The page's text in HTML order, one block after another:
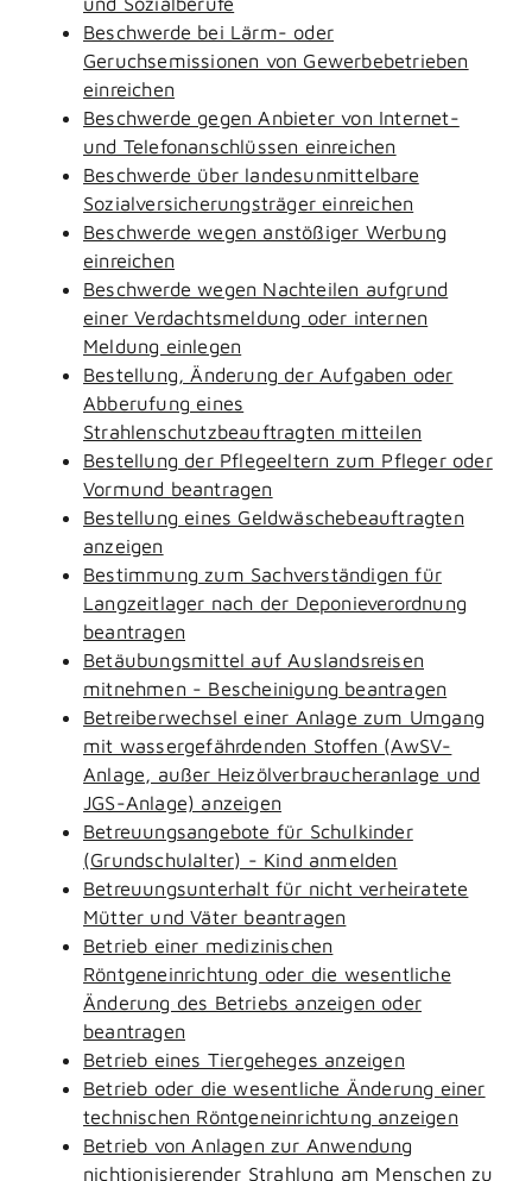
Beschwerde bei Lärm- oder
Geruchsemissionen von Gewerbebetrieben
einreichen
Beschwerde gegen Anbieter von Internet-
und Telefonanschlüssen einreichen
Beschwerde über landesunmittelbare
Sozialversicherungsträger einreichen
Beschwerde wegen anstößiger Werbung
einreichen
Beschwerde wegen Nachteilen aufgrund
einer Verdachtsmeldung oder internen
Meldung einlegen
Bestellung, Änderung der Aufgaben oder
Abberufung eines
Strahlenschutzbeauftragten mitteilen
Bestellung der Pflegeeltern zum Pfleger oder
Vormund beantragen
Bestellung eines Geldwäschebeauftragten
anzeigen
Bestimmung zum Sachverständigen für
Langzeitlager nach der Deponieverordnung
beantragen
Betäubungsmittel auf Auslandsreisen
mitnehmen - Bescheinigung beantragen
Betreiberwechsel einer Anlage zum Umgang
mit wassergefährdenden Stoffen (AwSV-
Anlage, außer Heizölverbraucheranlage und
JGS-Anlage) anzeigen
Betreuungsangebote für Schulkinder
(Grundschulalter) - Kind anmelden
Betreuungsunterhalt für nicht verheiratete
Mütter und Väter beantragen
Betrieb einer medizinischen
Röntgeneinrichtung oder die wesentliche
Änderung des Betriebs anzeigen oder
beantragen
Betrieb eines Tiergeheges anzeigen
Betrieb oder die wesentliche Änderung einer
technischen Röntgeneinrichtung anzeigen
Betrieb von Anlagen zur Anwendung
nichtionisierender Strahlung am Menschen zu